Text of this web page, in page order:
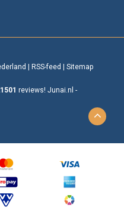
RSS-feed Sitemap
reviews! Junai.nl -